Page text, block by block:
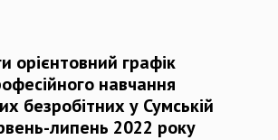
орієнтовний графік
навчання
безробітних у Сумській
липень 2022 року